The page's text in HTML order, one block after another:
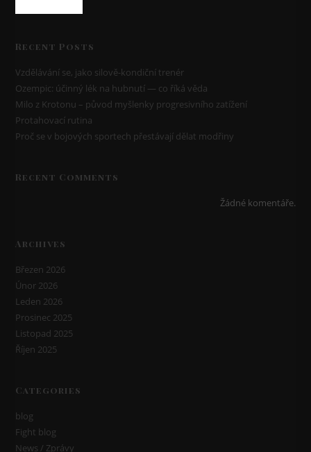
Recent Posts
Vzdělávání se, jako silově-kondiční trenér
Ozempic: účinný lék na hubnutí — co říká věda
Milo z Krotonu – původ myšlenky progresivního zatížení
Protahovací rutina
Proč se v bojových sportech přestávají dělat modřiny
Recent Comments
Žádné komentáře.
Archives
Březen 2026
Únor 2026
Leden 2026
Prosinec 2025
Listopad 2025
Říjen 2025
Categories
blog
Fight blog
News / Zprávy